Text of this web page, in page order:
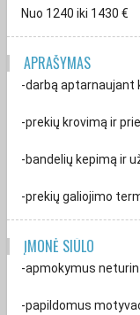
Nuo 1240 iki 1430 €
APRAŠYMAS
-darbą aptarnaujant
-prekių krovimą ir
-bandelių kepimą ir
-prekių galiojimo
ĮMONĖ SIŪLO
-apmokymus
-papildomus